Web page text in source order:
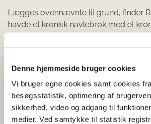
Denne hjemmeside bruger cookies
Vi bruger egne cookies samt cookies
besøgsstatistik, optimering af
sikkerhed, video og adgang til
medier. Ved samtykke til statistik
Lægges ovennævnte til grund, finder
havde et kronisk navlebrok med et
endvidere ikke muligt at
Spørgsmål 2:
Finder Rådet, at grisens lidelse har
besætningen og i forbindelse med